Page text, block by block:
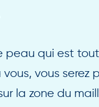
peau qui est
vous
la zone du